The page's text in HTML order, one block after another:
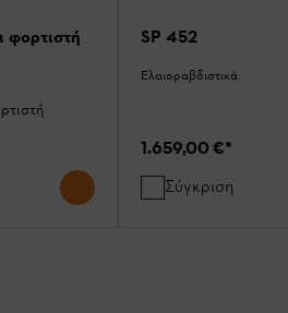
φορτιστή SP 452
Ελαιοραβδιστικά
1.659,00 €*
Σύγκριση